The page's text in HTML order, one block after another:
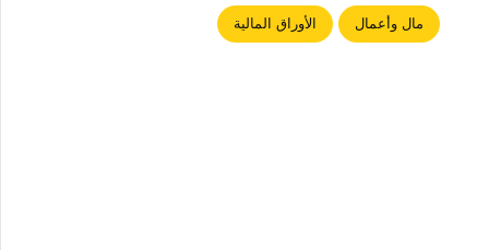
مال وأعمال الأوراق المالية